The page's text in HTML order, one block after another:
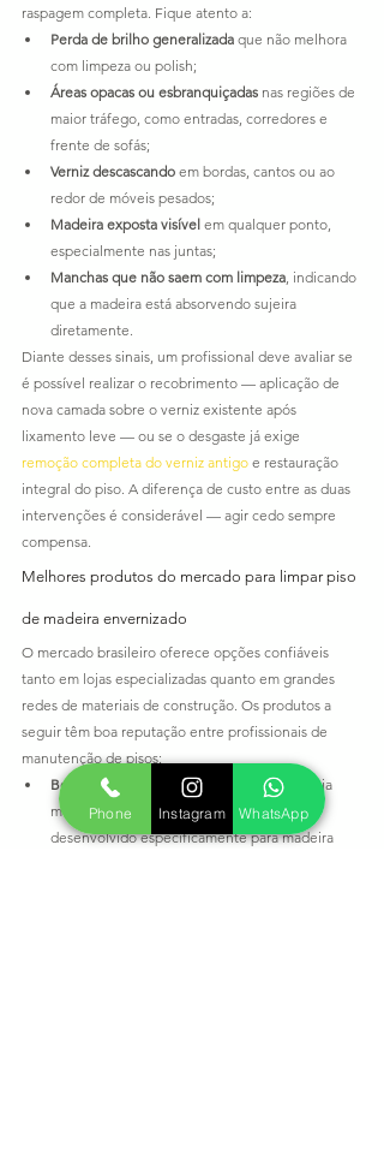
raspagem completa. Fique atento a:
Perda de brilho generalizada que não melhora
com limpeza ou polish;
Áreas opacas ou esbranquiçadas nas regiões de
maior tráfego, como entradas, corredores e
frente de sofás;
Verniz descascando em bordas, cantos ou ao
redor de móveis pesados;
Madeira exposta visível em qualquer ponto,
especialmente nas juntas;
Manchas que não saem com limpeza, indicando
que a madeira está absorvendo sujeira
diretamente.
Diante desses sinais, um profissional deve avaliar se
é possível realizar o recobrimento — aplicação de
nova camada sobre o verniz existente após
lixamento leve — ou se o desgaste já exige
remoção completa do verniz antigo e restauração
integral do piso. A diferença de custo entre as duas
intervenções é considerável — agir cedo sempre
compensa.
Melhores produtos do mercado para limpar piso
de madeira envernizado
O mercado brasileiro oferece opções confiáveis
tanto em lojas especializadas quanto em grandes
redes de materiais de construção. Os produtos a
seguir têm boa reputação entre profissionais de
manutenção de pisos:
Bona Hardwood Floor Cleaner
— referência
mundial, pH neutro, sem resíduos,
desenvolvido especificamente para madeira
Phone Instagram WhatsApp